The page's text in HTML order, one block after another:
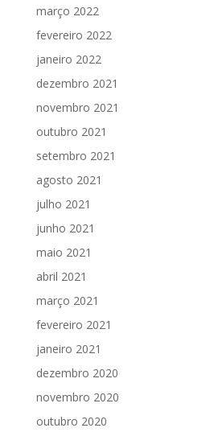
março 2022
fevereiro 2022
janeiro 2022
dezembro 2021
novembro 2021
outubro 2021
setembro 2021
agosto 2021
julho 2021
junho 2021
maio 2021
abril 2021
março 2021
fevereiro 2021
janeiro 2021
dezembro 2020
novembro 2020
outubro 2020